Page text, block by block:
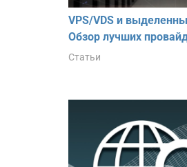
VPS/VDS и
Обзор лучших
Статьи